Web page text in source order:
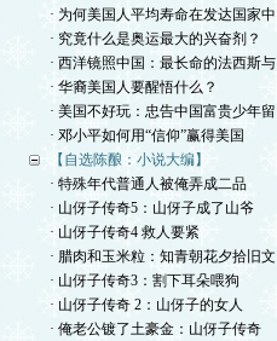
· 为何美国人平均寿命在发达国家中
· 究竟什么是奥运最大的兴奋剂？
· 西洋镜照中国：最长命的法西斯与
· 华裔美国人要醒悟什么？
· 美国不好玩：忠告中国富贵少年留
· 邓小平如何用“信仰”赢得美国
【自选陈酿：小说大编】
· 特殊年代普通人被俺弄成二品
· 山伢子传奇5：山伢子成了山爷
· 山伢子传奇4 救人要紧
· 腊肉和玉米粒：知青朝花夕拾旧文
· 山伢子传奇3：割下耳朵喂狗
· 山伢子传奇 2：山伢子的女人
· 俺老公镀了土豪金：山伢子传奇